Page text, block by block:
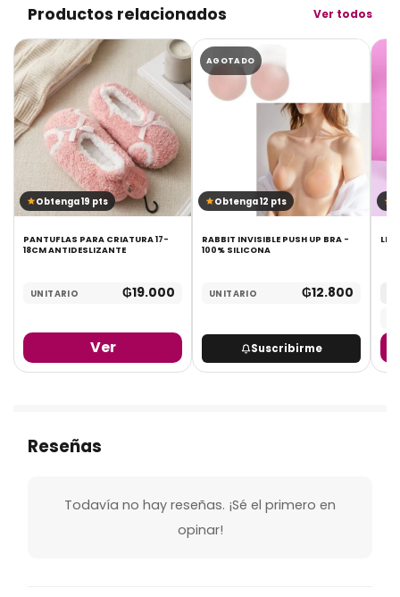
Productos relacionados Ver todos
Obtenga 19 pts
PANTUFLAS PARA CRIATURA 17-
18CM ANTIDESLIZANTE
UNITARIO ₲19.000
Ver
AGOTADO
Obtenga 12 pts
RABBIT INVISIBLE PUSH UP BRA -
100% SILICONA
UNITARIO ₲12.800
Suscribirme
Reseñas
Todavía no hay reseñas. ¡Sé el primero en
opinar!